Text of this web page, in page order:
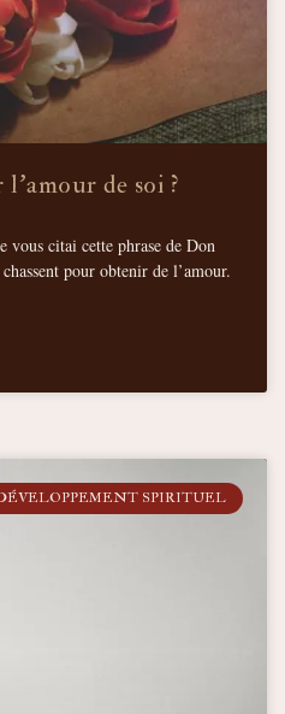
de soi ?
vous citai cette phrase de Don
pour obtenir de l’amour.
SPIRITUEL